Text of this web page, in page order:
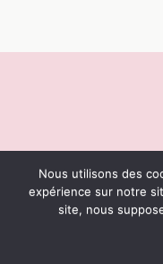
Nous utilisons des
expérience sur notre
site, nous